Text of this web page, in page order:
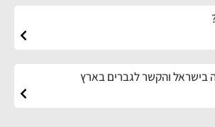
בישראל והקשר לגברים בארץ